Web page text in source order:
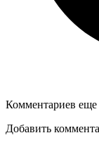
Комментариев еще
Добавить